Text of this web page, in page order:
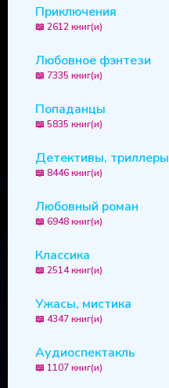
Приключения
📖 2612 книг(и)
Любовное фэнтези
📖 7335 книг(и)
Попаданцы
📖 5835 книг(и)
Детективы, триллеры
📖 8446 книг(и)
Любовный роман
📖 6948 книг(и)
Классика
📖 2514 книг(и)
Ужасы, мистика
📖 4347 книг(и)
Аудиоспектакль
📖 1107 книг(и)